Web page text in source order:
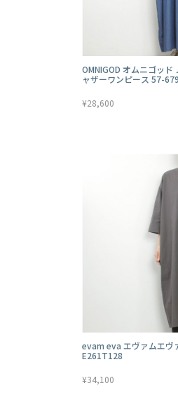
OMNIGOD オムニゴッド
ャザーワンピース 57-
¥28,600
evam eva エヴァムエ
E261T128
¥34,100